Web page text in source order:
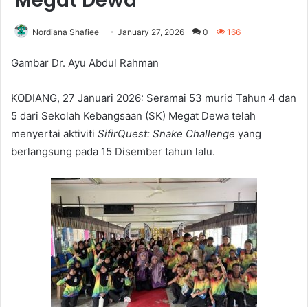
Nordiana Shafiee January 27, 2026 0 166
Gambar Dr. Ayu Abdul Rahman
KODIANG, 27 Januari 2026: Seramai 53 murid Tahun 4 dan
5 dari Sekolah Kebangsaan (SK) Megat Dewa telah
menyertai aktiviti SifirQuest: Snake Challenge yang
berlangsung pada 15 Disember tahun lalu.